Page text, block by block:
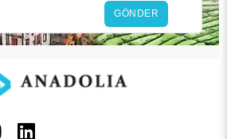
GÖNDER